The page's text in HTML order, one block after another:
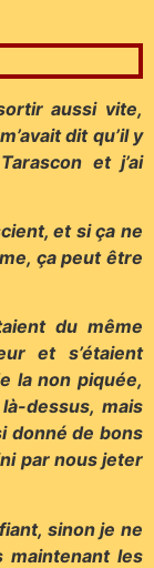
aussi vite,
dit qu’il y
et j’ai
et si ça ne
ça peut être
du même
et s’étaient
la non piquée,
dessus, mais
donné de bons
par nous jeter
sinon je ne
maintenant les